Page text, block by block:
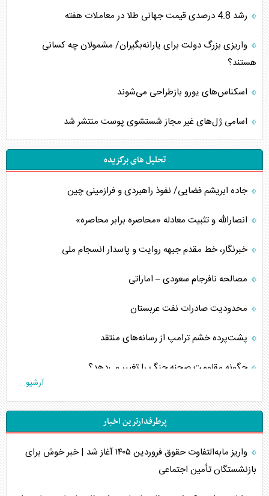
رشد 4.8 درصدی قیمت جهانی طلا در معاملات هفته
واریزی بزرگ دولت برای یارانه‌بگیران/ مشمولان چه کسانی
هستند؟
اسکناس‌های یورو بازطراحی می‌شوند
اسامی ژل‌های غیر مجاز شستشوی پوست منتشر شد
تحلیل های برگزیده
جاده ابریشم فضایی/ نفوذ راهبردی و فرازمینی چین
انصارالله و تثبیت معادله «محاصره برابر محاصره»
خبرنگار، خط مقدم جبهه روایت و پاسدار انسجام ملی
مصالحه نافرجام سعودی – اماراتی
محدودیت صادرات نفت عربستان
پشت‌پرده خشم ترامپ از رسانه‌های منتقد
چگونه مقاومت صحنه جنگ را تغییر می‌دهد؟
جنگ رمضان و معضل حضور نظامیان آمریکایی
تحلیل جامع پدیده تراستی‌ها
تأثیر جنگ ایران و آمریکا بر اقتصاد جهانی
آرشیو...
پرطرفدارترین اخبار
واریز مابه‌التفاوت حقوق فروردین ۱۴۰۵ آغاز شد | خبر خوش برای
بازنشستگان تأمین اجتماعی